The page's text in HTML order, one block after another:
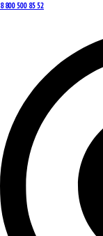
8 800 500 85 52